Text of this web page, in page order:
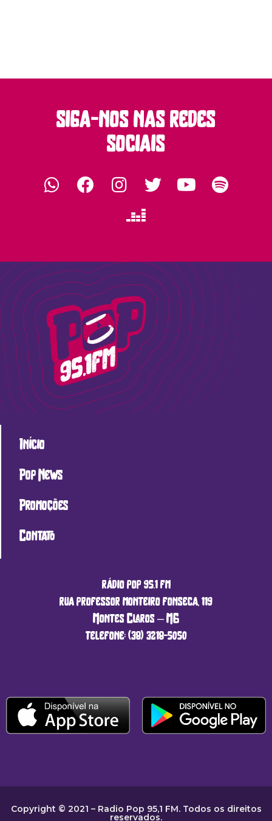
siga-nos nas redes
sociais
Início
Pop News
Promoções
Contato
rádio pop 95.1 fm
rua professor monteiro fonseca, 119
Montes Claros – MG
telefone: (38) 3218-5050
Copyright © 2021 – Radio Pop 95,1 FM. Todos os direitos
reservados.